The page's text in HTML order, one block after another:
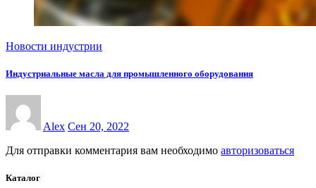
Новости индустрии
Индустриальные масла для промышленного оборудования
Alex Сен 20, 2022
Для отправки комментария вам необходимо авторизоваться
Каталог